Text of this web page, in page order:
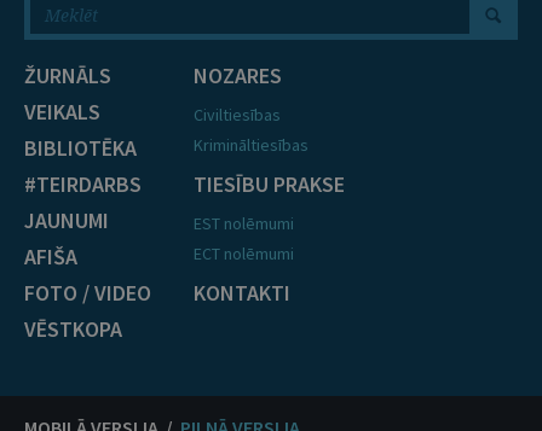
ŽURNĀLS
VEIKALS
BIBLIOTĒKA
#TEIRDARBS
JAUNUMI
AFIŠA
FOTO / VIDEO
VĒSTKOPA
NOZARES
Civiltiesības
Krimināltiesības
TIESĪBU PRAKSE
EST nolēmumi
ECT nolēmumi
KONTAKTI